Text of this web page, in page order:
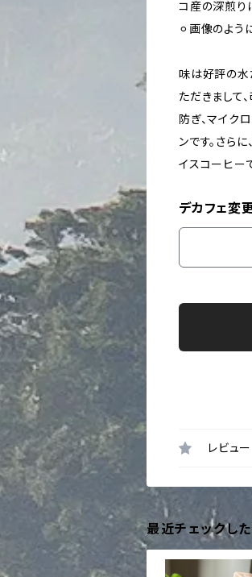
コ産の深煎り
⚪︎画像のよう
味は好評の水
ただきまして
防ぎ、マイク
ンです。さら
イスコーヒー
デカフェ変
レビュー
最近チェックし